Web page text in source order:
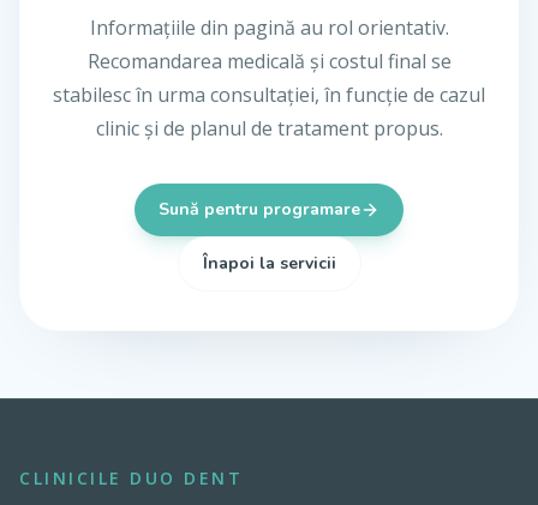
Informațiile din pagină au rol orientativ.
Recomandarea medicală și costul final se
stabilesc în urma consultației, în funcție de cazul
clinic și de planul de tratament propus.
Sună pentru programare
Înapoi la servicii
CLINICILE DUO DENT